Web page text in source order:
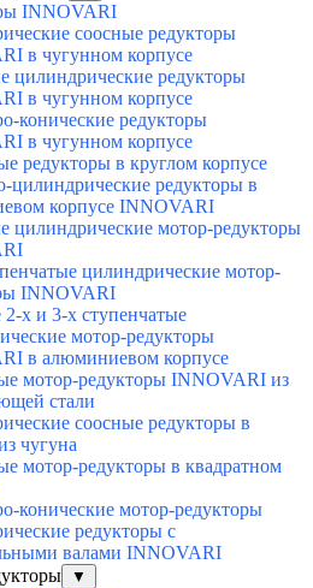
INNOVARI
соосные редукторы
в чугунном корпусе
цилиндрические редукторы
в чугунном корпусе
конические редукторы
в чугунном корпусе
редукторы в круглом корпусе
цилиндрические редукторы в
корпусе INNOVARI
цилиндрические мотор-редукторы
цилиндрические мотор-
INNOVARI
х и 3-х ступенчатые
мотор-редукторы
в алюминиевом корпусе
мотор-редукторы INNOVARI из
стали
соосные редукторы в
чугуна
мотор-редукторы в квадратном
конические мотор-редукторы
редукторы с
валами INNOVARI
▼